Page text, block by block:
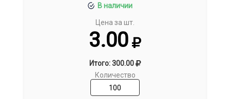
В наличии
Цена за шт.
3.00
Итого: 300.00
Количество